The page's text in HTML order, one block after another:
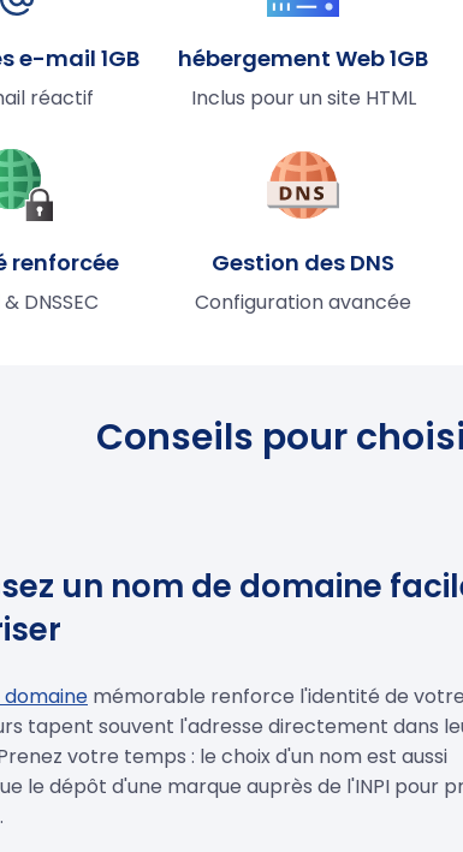
e-mail 1GB
réactif
hébergement Web 1GB
Inclus pour un site HTML
renforcée
DNSSEC
Gestion des DNS
Configuration avancée
Conseils pour
un nom de domaine
mémorable renforce l'identité de
tapent souvent l'adresse directement dans
votre temps : le choix d'un nom est aussi
le dépôt d'une marque auprès de l'INPI pour